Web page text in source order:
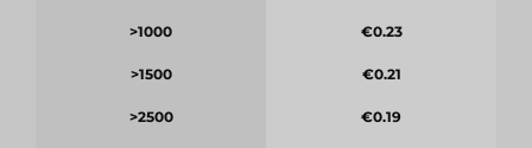
>1000
>1500
>2500
€0.23
€0.21
€0.19